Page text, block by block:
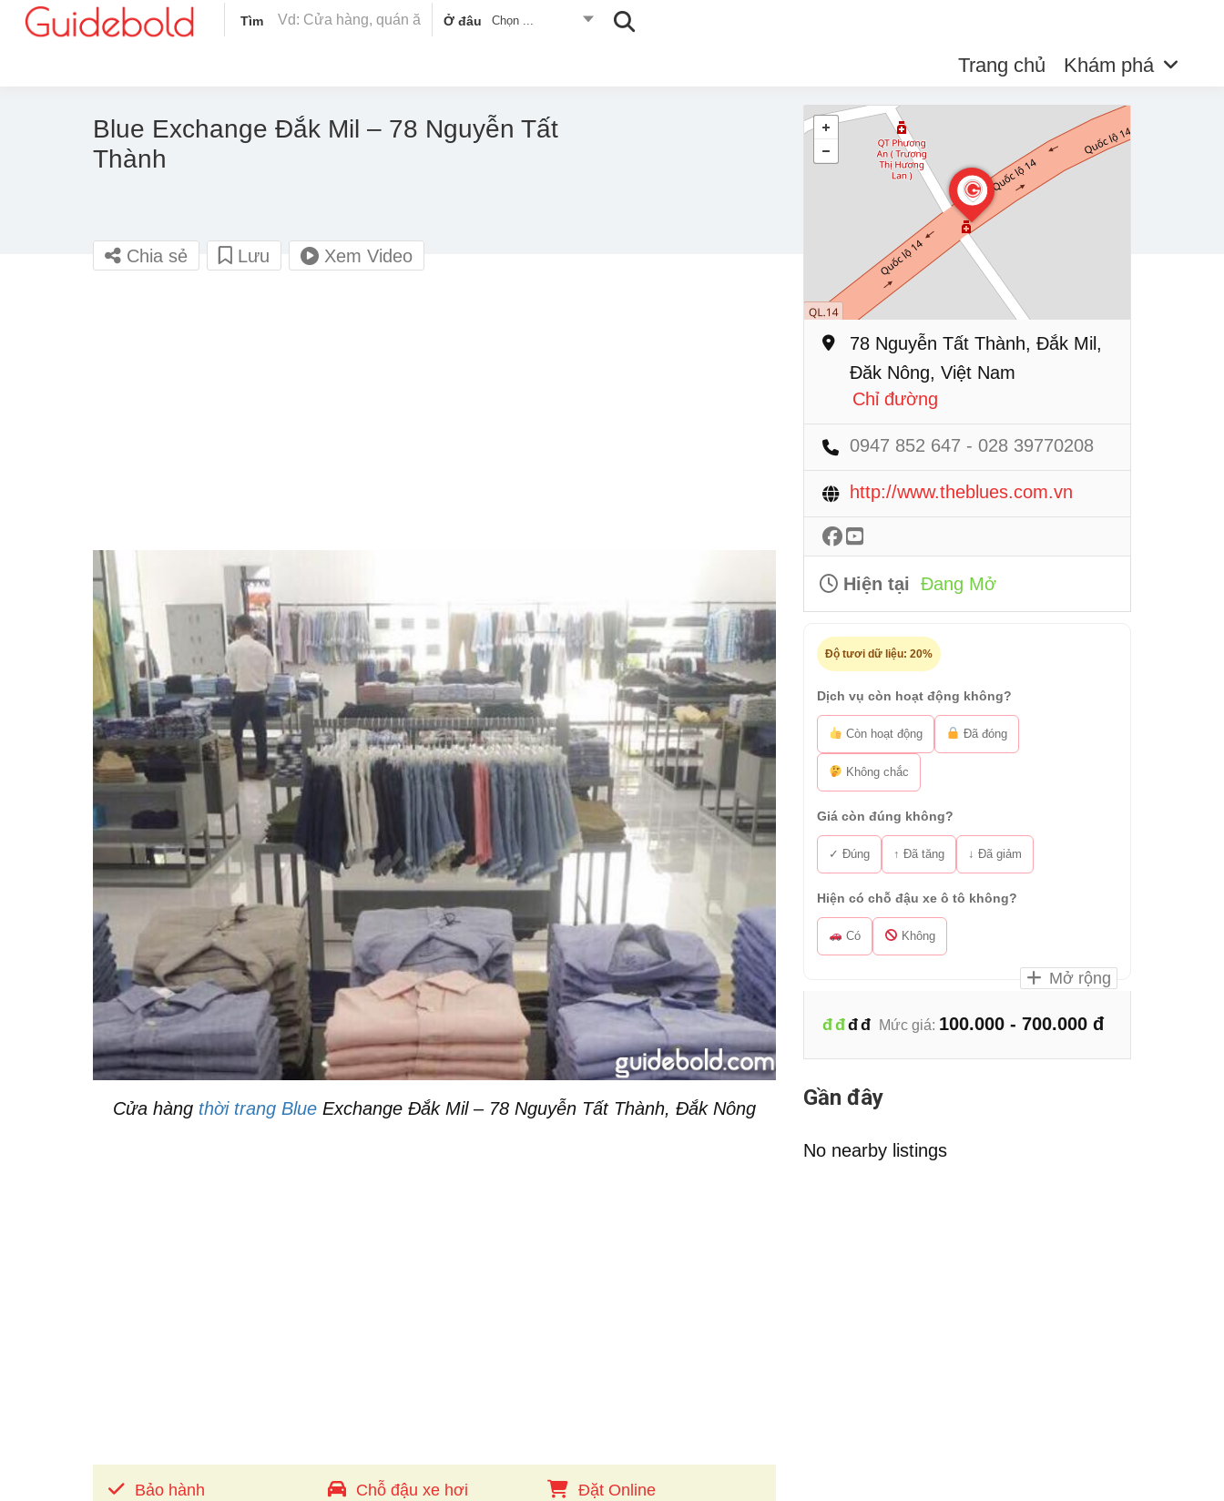
Tìm Ở đâu Chọn ...
Trang chủ Khám phá
Blue Exchange Đắk Mil – 78 Nguyễn Tất
Thành
Chia sẻ Lưu Xem Video
Cửa hàng thời trang Blue Exchange Đắk Mil – 78 Nguyễn Tất Thành, Đắk Nông
Bảo hành Chỗ đậu xe hơi Đặt Online
78 Nguyễn Tất Thành, Đắk Mil,
Đăk Nông, Việt Nam
Chỉ đường
0947 852 647 - 028 39770208
http://www.theblues.com.vn
Hiện tại Đang Mở
Độ tươi dữ liệu: 20%
Dịch vụ còn hoạt động không?
Còn hoạt động Đã đóng
Không chắc
Giá còn đúng không?
✓ Đúng ↑ Đã tăng ↓ Đã giảm
Hiện có chỗ đậu xe ô tô không?
Có Không
Mở rộng
đđđđ Mức giá: 100.000 - 700.000 đ
Gần đây
No nearby listings